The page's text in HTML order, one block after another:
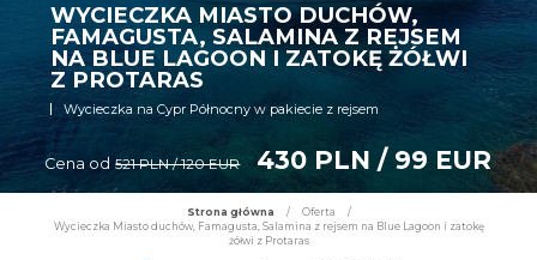
WYCIECZKA MIASTO DUCHÓW,
FAMAGUSTA, SALAMINA Z REJSEM
NA BLUE LAGOON I ZATOKĘ ŻÓŁWI
Z PROTARAS
Wycieczka na Cypr Północny w pakiecie z rejsem
Cena od 521 PLN / 120 EUR 430 PLN / 99 EUR
Strona główna / Oferta
/
Wycieczka Miasto duchów, Famagusta, Salamina z rejsem na Blue Lagoon i zatokę
żółwi z Protaras